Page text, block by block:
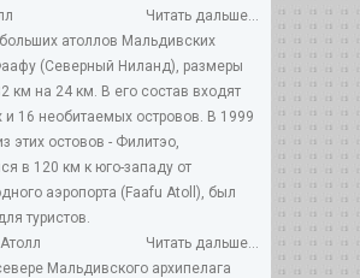
Читать дальше...
атоллов Мальдивских
(Северный Ниланд), размеры
км на 24 км. В его состав входят
и 16 необитаемых островов. В 1999
этих остовов - Филитэо,
в 120 км к юго-западу от
аэропорта (Faafu Atoll), был
туристов.
Читать дальше...
Мальдивского архипелага